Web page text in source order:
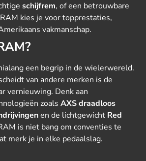
schijfrem, of een betrouwbare
kies je voor topprestaties,
vakmanschap.
een begrip in de wielerwereld.
van andere merken is de
vernieuwing. Denk aan
zoals AXS draadloos
en de lichtgewicht Red
is niet bang om conventies te
merk je in elke pedaalslag.